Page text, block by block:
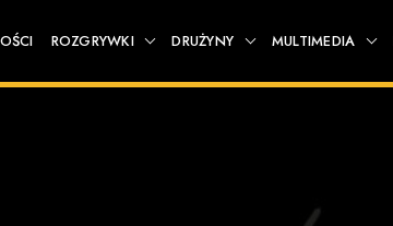
ROZGRYWKI DRUŻYNY MULTIMEDIA